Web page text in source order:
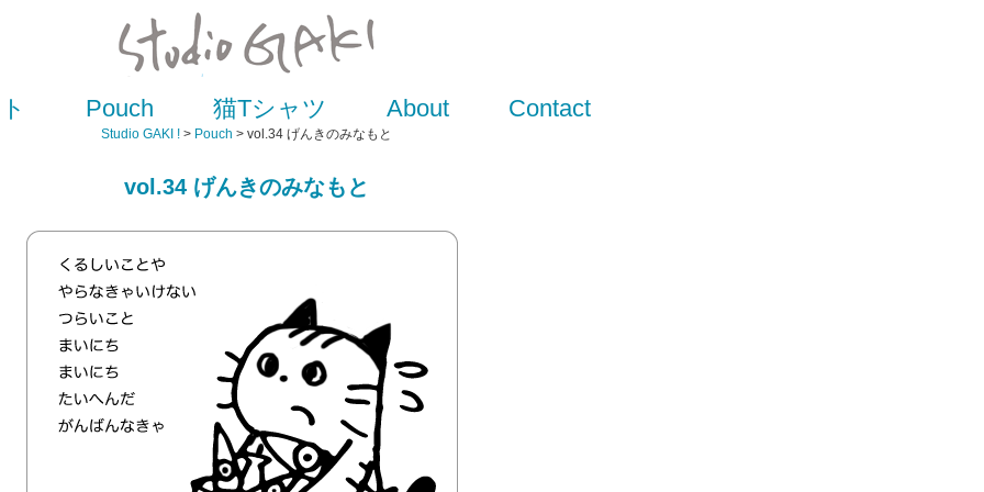
Pouch 猫Tシャツ About Contact
Studio GAKI !> Pouch > vol.34 げんきのみなもと
vol.34 げんきのみなもと